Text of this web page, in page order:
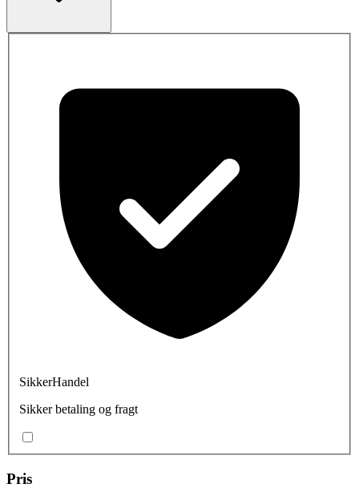
SikkerHandel
Sikker betaling og fragt
Pris